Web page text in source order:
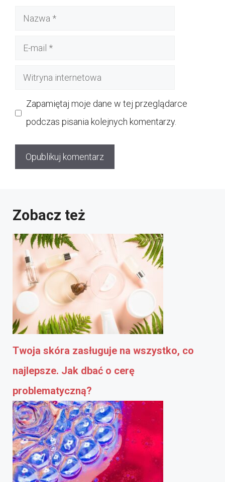
Nazwa
Witryna
Zapamiętaj moje dane w tej przeglądarce
podczas pisania kolejnych komentarzy.
Zobacz też
Twoja skóra zasługuje na wszystko, co
najlepsze. Jak dbać o cerę
problematyczną?